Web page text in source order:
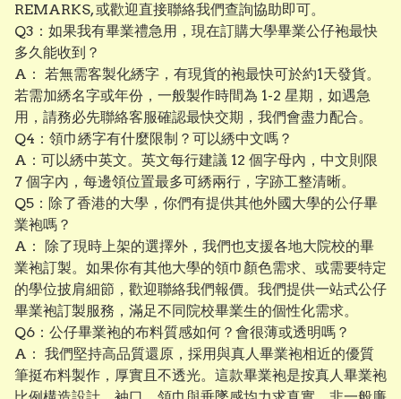
REMARKS, 或歡迎直接聯絡我們查詢協助即可。
Q3：如果我有畢業禮急用，現在訂購大學畢業公仔袍最快
多久能收到？
A： 若無需客製化綉字，有現貨的袍最快可於約1天發貨。
若需加綉名字或年份，一般製作時間為 1-2 星期，如遇急
用，請務必先聯絡客服確認最快交期，我們會盡力配合。
Q4：領巾綉字有什麼限制？可以綉中文嗎？
A：可以綉中英文。英文每行建議 12 個字母內，中文則限
7 個字內，每邊領位置最多可綉兩行，字跡工整清晰。
Q5：除了香港的大學，你們有提供其他外國大學的公仔畢
業袍嗎？
A： 除了現時上架的選擇外，我們也支援各地大院校的畢
業袍訂製。如果你有其他大學的領巾顏色需求、或需要特定
的學位披肩細節，歡迎聯絡我們報價。我們提供一站式公仔
畢業袍訂製服務，滿足不同院校畢業生的個性化需求。
Q6：公仔畢業袍的布料質感如何？會很薄或透明嗎？
A： 我們堅持高品質還原，採用與真人畢業袍相近的優質
筆挺布料製作，厚實且不透光。這款畢業袍是按真人畢業袍